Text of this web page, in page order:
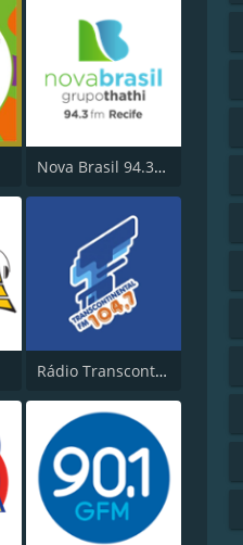
Nova Brasil 94.3 FM
Rádio Transcontinental FM